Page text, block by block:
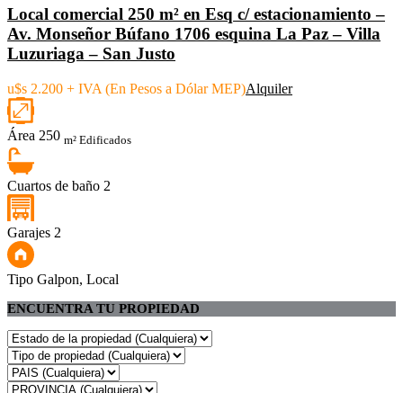
Local comercial 250 m² en Esq c/ estacionamiento –
Av. Monseñor Búfano 1706 esquina La Paz – Villa
Luzuriaga – San Justo
u$s 2.200 + IVA (En Pesos a Dólar MEP)Alquiler
Área 250 m² Edificados
Cuartos de baño 2
Garajes 2
Tipo Galpon, Local
ENCUENTRA TU PROPIEDAD